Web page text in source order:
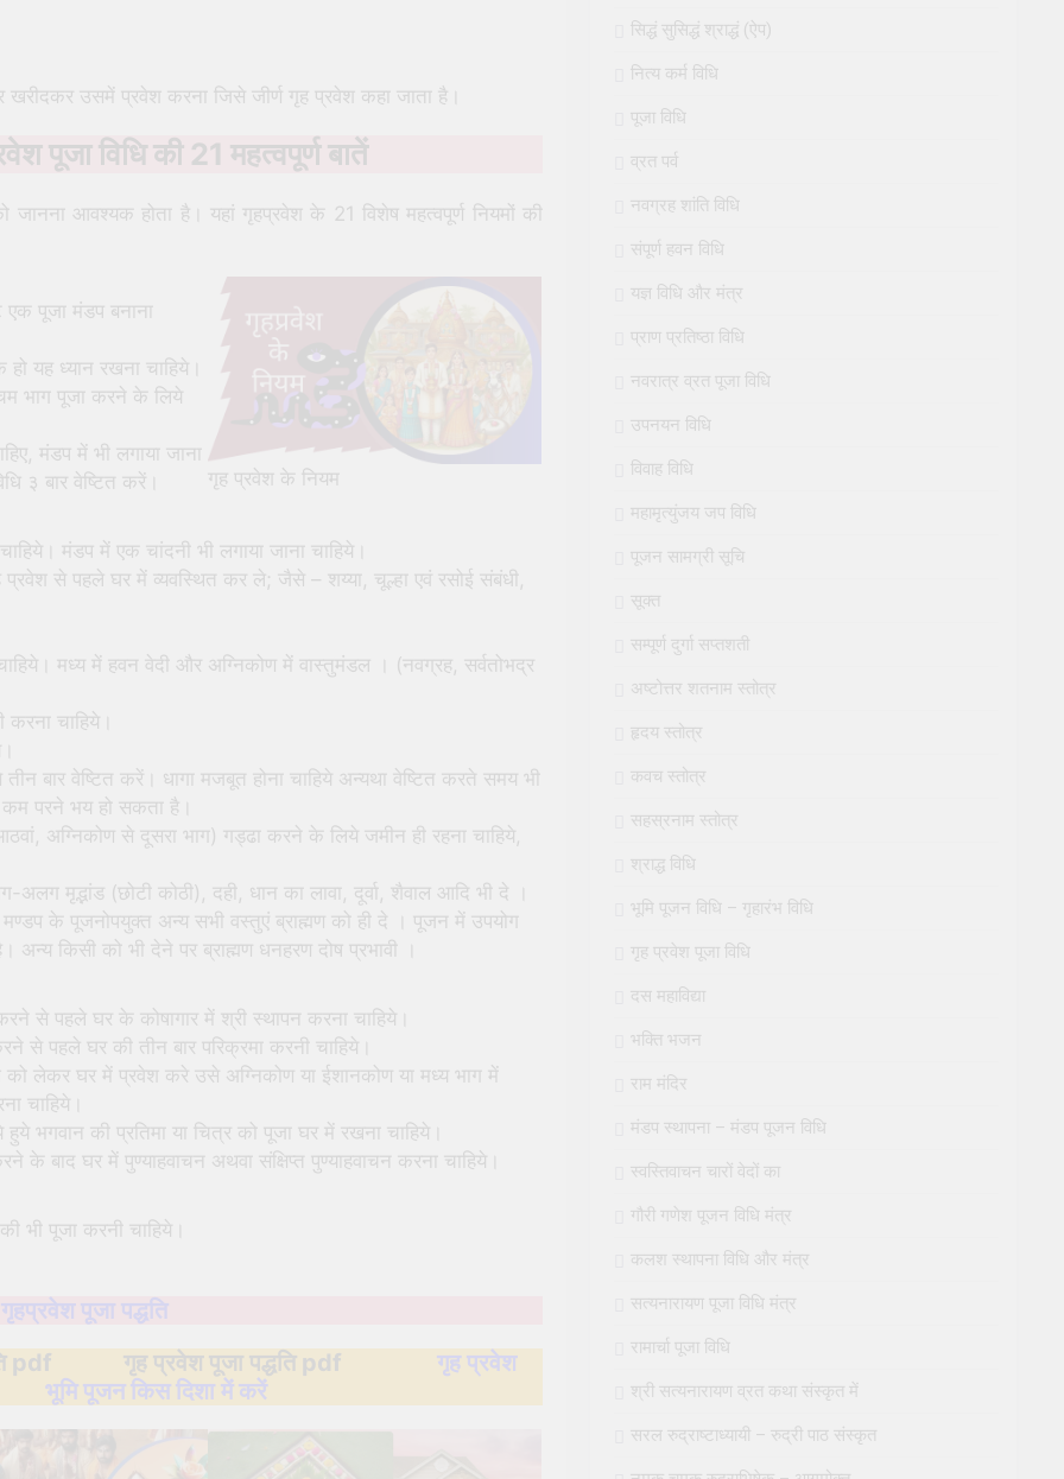
खरीदकर उसमें प्रवेश करना जिसे जीर्ण गृह प्रवेश कहा जाता है।
पूजा विधि की 21 महत्वपूर्ण बातें
आवश्यक होता है। यहां गृहप्रवेश के 21 विशेष महत्वपूर्ण नियमों की
पूजा मंडप बनाना
यह ध्यान रखना चाहिये।
भाग पूजा करने के लिये
मंडप में भी लगाया जाना
३ बार वेष्टित करें।
गृह प्रवेश के नियम
मंडप में एक चांदनी भी लगाया जाना चाहिये।
से पहले घर में व्यवस्थित कर ले; जैसे – शय्या, चूल्हा एवं रसोई संबंधी,
मध्य में हवन वेदी और अग्निकोण में वास्तुमंडल । (नवग्रह, सर्वतोभद्र
चाहिये।
बार वेष्टित करें। धागा मजबूत होना चाहिये अन्यथा वेष्टित करते समय भी
परने भय हो सकता है।
अग्निकोण से दूसरा भाग) गड्ढा करने के लिये जमीन ही रहना चाहिये,
मृद्भांड (छोटी कोठी), दही, धान का लावा, दूर्वा, शैवाल आदि भी दे ।
के पूजनोपयुक्त अन्य सभी वस्तुएं ब्राह्मण को ही दे । पूजन में उपयोग
किसी को भी देने पर ब्राह्मण धनहरण दोष प्रभावी ।
से पहले घर के कोषागार में श्री स्थापन करना चाहिये।
से पहले घर की तीन बार परिक्रमा करनी चाहिये।
लेकर घर में प्रवेश करे उसे अग्निकोण या ईशानकोण या मध्य भाग में
चाहिये।
भगवान की प्रतिमा या चित्र को पूजा घर में रखना चाहिये।
के बाद घर में पुण्याहवाचन अथवा संक्षिप्त पुण्याहवाचन करना चाहिये।
भी पूजा करनी चाहिये।
गृहप्रवेश पूजा पद्धति
pdf गृह प्रवेश पूजा पद्धति pdf गृह प्रवेश
भूमि पूजन किस दिशा में करें
सिद्धं सुसिद्धं श्राद्धं (ऐप)
नित्य कर्म विधि
पूजा विधि
व्रत पर्व
नवग्रह शांति विधि
संपूर्ण हवन विधि
यज्ञ विधि और मंत्र
प्राण प्रतिष्ठा विधि
नवरात्र व्रत पूजा विधि
उपनयन विधि
विवाह विधि
महामृत्युंजय जप विधि
पूजन सामग्री सूचि
सूक्त
सम्पूर्ण दुर्गा सप्तशती
अष्टोत्तर शतनाम स्तोत्र
हृदय स्तोत्र
कवच स्तोत्र
सहस्रनाम स्तोत्र
श्राद्ध विधि
भूमि पूजन विधि – गृहारंभ विधि
गृह प्रवेश पूजा विधि
दस महाविद्या
भक्ति भजन
राम मंदिर
मंडप स्थापना – मंडप पूजन विधि
स्वस्तिवाचन चारों वेदों का
गौरी गणेश पूजन विधि मंत्र
कलश स्थापना विधि और मंत्र
सत्यनारायण पूजा विधि मंत्र
रामार्चा पूजा विधि
श्री सत्यनारायण व्रत कथा संस्कृत में
सरल रुद्राष्टाध्यायी – रुद्री पाठ संस्कृत